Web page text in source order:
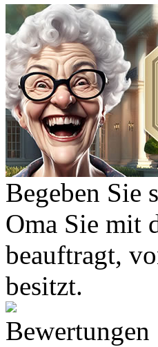
Begeben Sie
Oma Sie mit
beauftragt,
besitzt.
Bewertungen